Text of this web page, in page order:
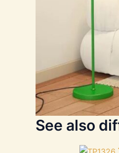
See also